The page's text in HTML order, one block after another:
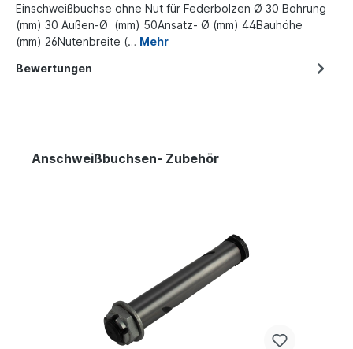
Einschweißbuchse ohne Nut für Federbolzen Ø 30 Bohrung
(mm) 30 Außen-Ø (mm) 50Ansatz- Ø (mm) 44Bauhöhe
(mm) 26Nutenbreite (… Mehr
Bewertungen
Anschweißbuchsen- Zubehör